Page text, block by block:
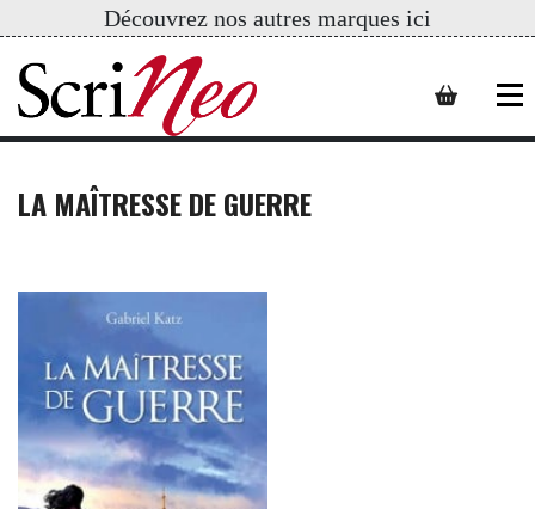
Découvrez nos autres marques ici
LA MAÎTRESSE DE GUERRE